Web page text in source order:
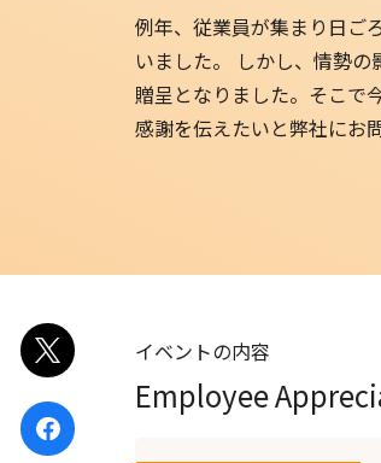
VCP
V-CUBE セミ
EventIn
例年、従業員が集まり日ご
いました。 しかし、情勢
贈呈となりました。そこで
感謝を伝えたいと弊社にお
ポスト
シェア
イベントの内容
Employee